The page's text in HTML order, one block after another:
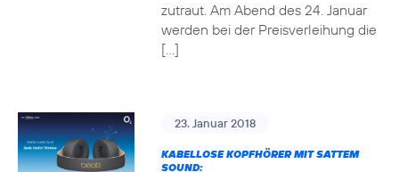
zutraut. Am Abend des 24. Januar
werden bei der Preisverleihung die
[…]
23. Januar 2018
KABELLOSE KOPFHÖRER MIT SATTEM
SOUND: